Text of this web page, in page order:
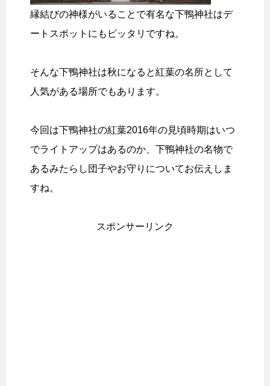
縁結びの神様がいることで有名な下鴨神社はデ
ートスポットにもピッタリですね。
そんな下鴨神社は秋になると紅葉の名所として
人気がある場所でもあります。
今回は下鴨神社の紅葉2016年の見頃時期はいつ
でライトアップはあるのか、下鴨神社の名物で
あるみたらし団子やお守りについてお伝えしま
すね。
スポンサーリンク